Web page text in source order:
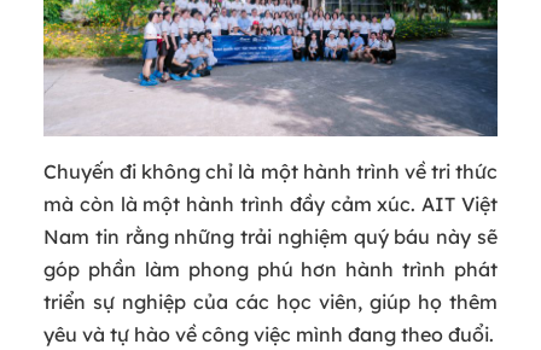
Chuyến đi không chỉ là một hành trình về tri thức
mà còn là một hành trình đầy cảm xúc. AIT Việt
Nam tin rằng những trải nghiệm quý báu này sẽ
góp phần làm phong phú hơn hành trình phát
triển sự nghiệp của các học viên, giúp họ thêm
yêu và tự hào về công việc mình đang theo đuổi.